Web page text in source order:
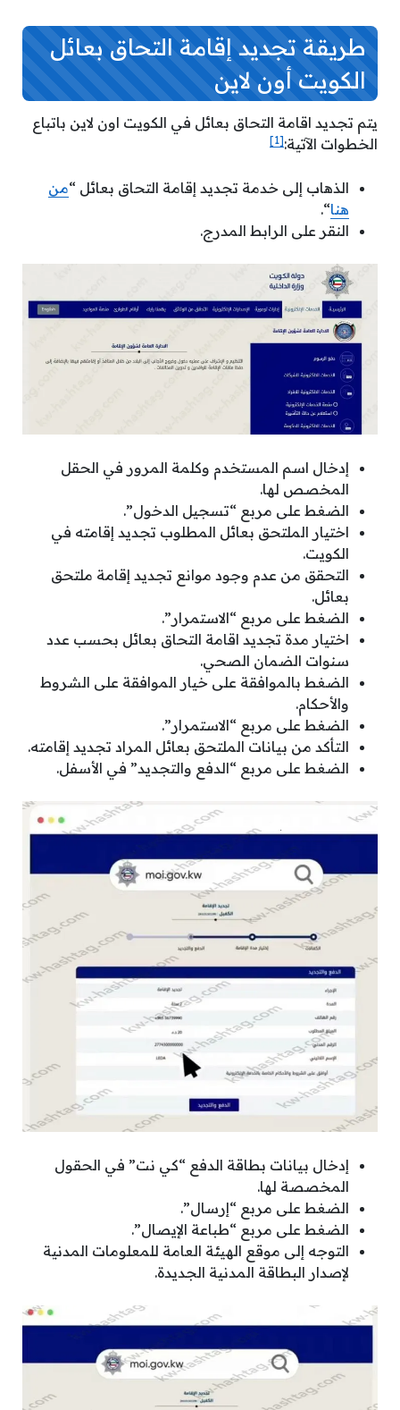
طريقة تجديد إقامة التحاق بعائل
الكويت أون لاين
يتم تجديد اقامة التحاق بعائل في الكويت اون لاين باتباع
الخطوات الآتية:[1]
الذهاب إلى خدمة تجديد إقامة التحاق بعائل “من
هنا“.
النقر على الرابط المدرج.
إدخال اسم المستخدم وكلمة المرور في الحقل
المخصص لها.
الضغط على مربع “تسجيل الدخول”.
اختيار الملتحق بعائل المطلوب تجديد إقامته في
الكويت.
التحقق من عدم وجود موانع تجديد إقامة ملتحق
بعائل.
الضغط على مربع “الاستمرار”.
اختيار مدة تجديد اقامة التحاق بعائل بحسب عدد
سنوات الضمان الصحي.
الضغط بالموافقة على خيار الموافقة على الشروط
والأحكام.
الضغط على مربع “الاستمرار”.
التأكد من بيانات الملتحق بعائل المراد تجديد إقامته.
الضغط على مربع “الدفع والتجديد” في الأسفل.
إدخال بيانات بطاقة الدفع “كي نت” في الحقول
المخصصة لها.
الضغط على مربع “إرسال”.
الضغط على مربع “طباعة الإيصال”.
التوجه إلى موقع الهيئة العامة للمعلومات المدنية
لإصدار البطاقة المدنية الجديدة.